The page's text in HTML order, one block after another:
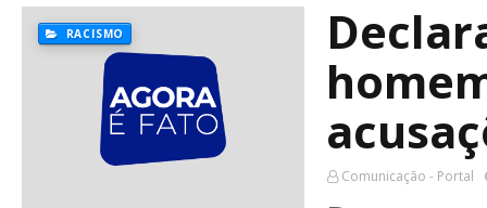
RACISMO
Comunicação - Portal